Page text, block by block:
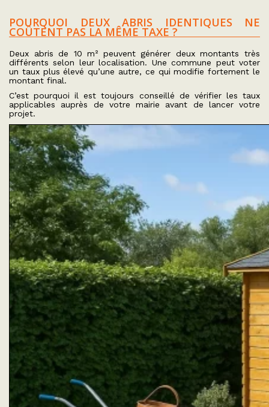
POURQUOI DEUX ABRIS IDENTIQUES NE
COÛTENT PAS LA MÊME TAXE ?
Deux abris de 10 m² peuvent générer deux montants très
différents selon leur localisation. Une commune peut voter
un taux plus élevé qu’une autre, ce qui modifie fortement le
montant final.
C’est pourquoi il est toujours conseillé de vérifier les taux
applicables auprès de votre mairie avant de lancer votre
projet.